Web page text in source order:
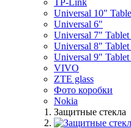
TP-Link
Universal 10"
Universal 6"
Universal 7"
Universal 8"
Universal 9"
VIVO
ZTE glass
Фото коробки
Nokia
Защитные стекла